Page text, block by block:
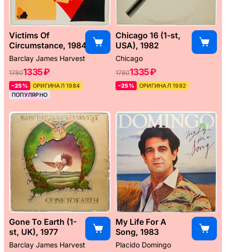
Victims Of
Circumstance, 1984
Barclay James Harvest
17801335 ₽
–25%
ОРИГИНАЛ 1984
ПОПУЛЯРНО
Chicago 16 (1-st,
USA), 1982
Chicago
17801335 ₽
–25% ОРИГИНАЛ 1982
Gone To Earth (1-
st, UK), 1977
Barclay James Harvest
My Life For A
Song, 1983
Placido Domingo